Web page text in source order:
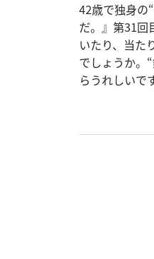
42歳で独身の
だ。』第31回
いたり、当た
でしょうか。
らうれしいで